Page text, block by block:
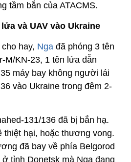
tầm bắn của ATACMS.
và UAV vào Ukraine
hay, Nga đã phóng 3 tên
M/KN-23, 1 tên lửa dẫn
máy bay không người lái
vào Ukraine trong đêm 2-
131/136 đã bị bắn hạ.
thiệt hại, hoặc thương vong.
đã bay về phía Belgorod
tỉnh Donetsk mà Nga đang